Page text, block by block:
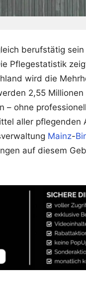
berufstätig
Pflegestatistik
wird die
2,55
– ohne
aller pflegenden
Mainz-
auf diesem